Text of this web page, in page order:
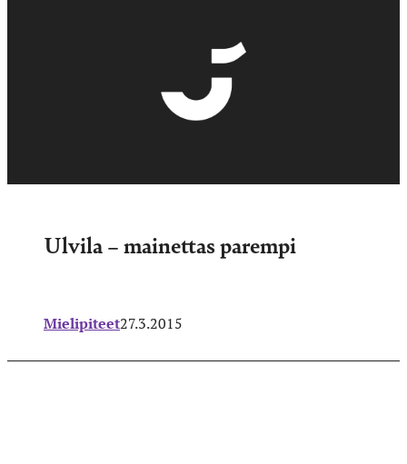
Ulvila – mainettas parempi
Mielipiteet27.3.2015